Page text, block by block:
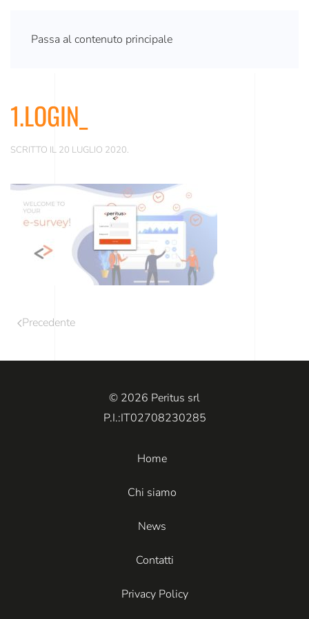
Passa al contenuto principale
1.LOGIN_
SCRITTO IL 20 LUGLIO 2020.
Precedente
© 2026 Peritus srl
P.I.:IT02708230285
Home
Chi siamo
News
Contatti
Privacy Policy